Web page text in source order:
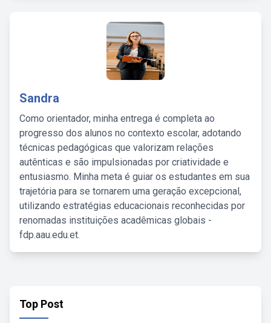
Sandra
Como orientador, minha entrega é completa ao
progresso dos alunos no contexto escolar, adotando
técnicas pedagógicas que valorizam relações
autênticas e são impulsionadas por criatividade e
entusiasmo. Minha meta é guiar os estudantes em sua
trajetória para se tornarem uma geração excepcional,
utilizando estratégias educacionais reconhecidas por
renomadas instituições acadêmicas globais -
fdp.aau.edu.et.
Top Post